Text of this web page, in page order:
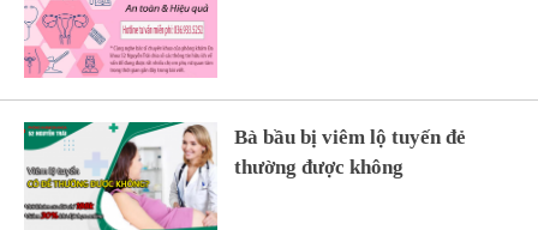
Bà bầu bị viêm lộ tuyến đẻ
thường được không